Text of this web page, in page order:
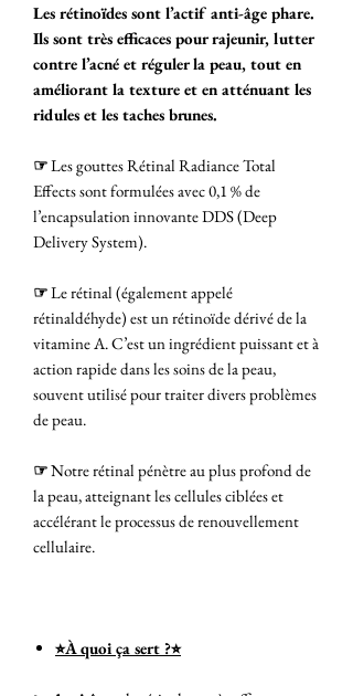
Les rétinoïdes sont l’actif anti-âge phare.
Ils sont très efficaces pour rajeunir, lutter
contre l’acné et réguler la peau, tout en
améliorant la texture et en atténuant les
ridules et les taches brunes.
☞Les gouttes Rétinal Radiance Total
Effects sont formulées avec 0,1 % de
l’encapsulation innovante DDS (Deep
Delivery System).
☞Le rétinal (également appelé
rétinaldéhyde) est un rétinoïde dérivé de la
vitamine A. C’est un ingrédient puissant et à
action rapide dans les soins de la peau,
souvent utilisé pour traiter divers problèmes
de peau.
☞Notre rétinal pénètre au plus profond de
la peau, atteignant les cellules ciblées et
accélérant le processus de renouvellement
cellulaire.
⭐︎À quoi ça sert ?⭐︎